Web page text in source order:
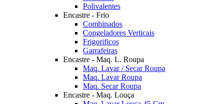
Polivalentes
Encastre - Frio
Combinados
Congeladores Verticais
Frigorificos
Garrafeiras
Encastre - Maq. L. Roupa
Maq. Lavar / Secar Roupa
Maq. Lavar Roupa
Maq. Secar Roupa
Encastre - Maq. Louça